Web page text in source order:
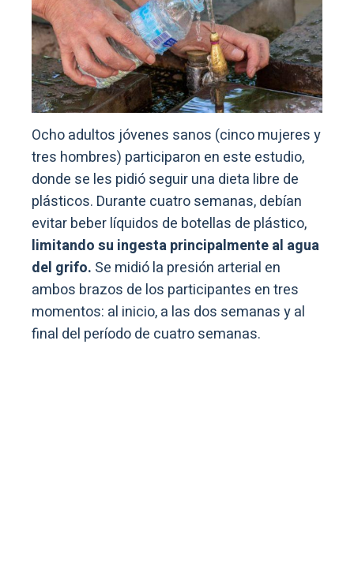
Ocho adultos jóvenes sanos (cinco mujeres y
tres hombres) participaron en este estudio,
donde se les pidió seguir una dieta libre de
plásticos. Durante cuatro semanas, debían
evitar beber líquidos de botellas de plástico,
limitando su ingesta principalmente al agua
del grifo. Se midió la presión arterial en
ambos brazos de los participantes en tres
momentos: al inicio, a las dos semanas y al
final del período de cuatro semanas.